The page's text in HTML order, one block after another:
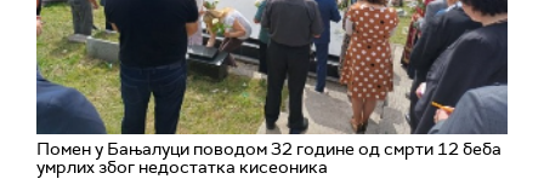
Помен у Бањалуци поводом 32 године од смрти 12 беба
умрлих због недостатка кисеоника